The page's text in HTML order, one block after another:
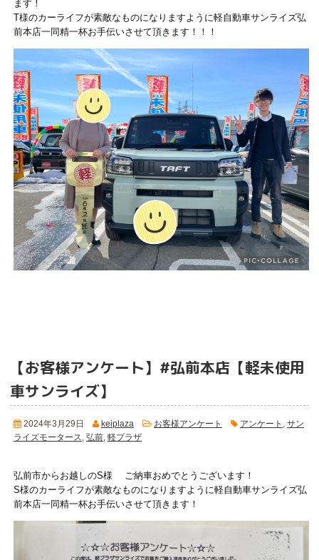
ます！
T様のカーライフが素敵なものになりますように軽自動車サンライズ弘
前本店一同精一杯お手伝いさせて頂きます！！！
【お客様アンケート】#弘前本店【軽未使用
車サンライズ】
2024年3月29日 keiplaza お客様アンケート アンケート
サン
ライズモータース
弘前 軽プラザ
弘前市からお越しのS様 ご納車おめでとうございます！
S様のカーライフが素敵なものになりますように軽自動車サンライズ弘
前本店一同精一杯お手伝いさせて頂きます！